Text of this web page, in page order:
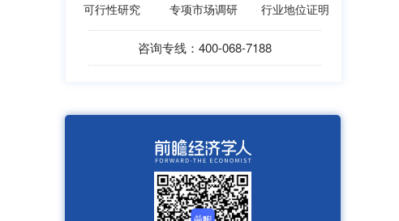
可行性研究 专项市场调研 行业地位证明
咨询专线：400-068-7188